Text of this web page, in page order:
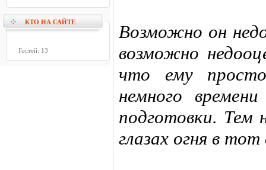
КТО НА САЙТЕ
Гостей: 13
Возможно он
возможно
что ему
немного
подготовки. Тем
глазах огня в тот